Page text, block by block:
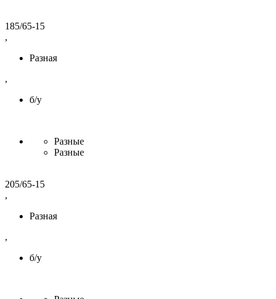
185/65-15
,
Разная
,
б/у
Разные
Разные
205/65-15
,
Разная
,
б/у